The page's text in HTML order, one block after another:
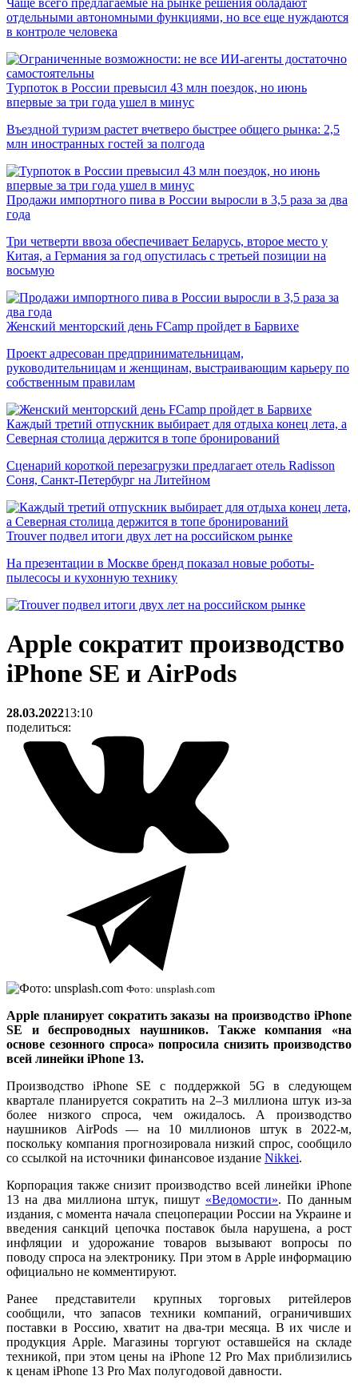
Чаще всего предлагаемые на рынке решения обладают
отдельными автономными функциями, но все еще нуждаются
в контроле человека
Турпоток в России превысил 43 млн поездок, но июнь
впервые за три года ушел в минус
Въездной туризм растет вчетверо быстрее общего рынка: 2,5
млн иностранных гостей за полгода
Продажи импортного пива в России выросли в 3,5 раза за два
года
Три четверти ввоза обеспечивает Беларусь, второе место у
Китая, а Германия за год опустилась с третьей позиции на
восьмую
Женский менторский день FCamp пройдет в Барвихе
Проект адресован предпринимательницам,
руководительницам и женщинам, выстраивающим карьеру по
собственным правилам
Каждый третий отпускник выбирает для отдыха конец лета, а
Северная столица держится в топе бронирований
Сценарий короткой перезагрузки предлагает отель Radisson
Соня, Санкт-Петербург на Литейном
Trouver подвел итоги двух лет на российском рынке
На презентации в Москве бренд показал новые роботы-
пылесосы и кухонную технику
Apple сократит производство
iPhone SE и AirPods
28.03.202213:10
поделиться:
Фото: unsplash.com
Apple планирует сократить заказы на производство iPhone
SE и беспроводных наушников. Также компания «на
основе сезонного спроса» попросила снизить производство
всей линейки iPhone 13.
Производство iPhone SE с поддержкой 5G в следующем
квартале планируется сократить на 2–3 миллиона штук из-за
более низкого спроса, чем ожидалось. А производство
наушников AirPods — на 10 миллионов штук в 2022-м,
поскольку компания прогнозировала низкий спрос, сообщило
со ссылкой на источники финансовое издание Nikkei.
Корпорация также снизит производство всей линейки iPhone
13 на два миллиона штук, пишут «Ведомости». По данным
издания, с момента начала спецоперации России на Украине и
введения санкций цепочка поставок была нарушена, а рост
инфляции и удорожание товаров вызывают вопросы по
поводу спроса на электронику. При этом в Apple информацию
официально не комментируют.
Ранее представители крупных торговых ритейлеров
сообщили, что запасов техники компаний, ограничивших
поставки в Россию, хватит на два-три месяца. В их числе и
продукция Apple. Магазины торгуют оставшейся на складе
техникой, при этом цены на iPhone 12 Pro Max приблизились
к ценам iPhone 13 Pro Max полугодовой давности.